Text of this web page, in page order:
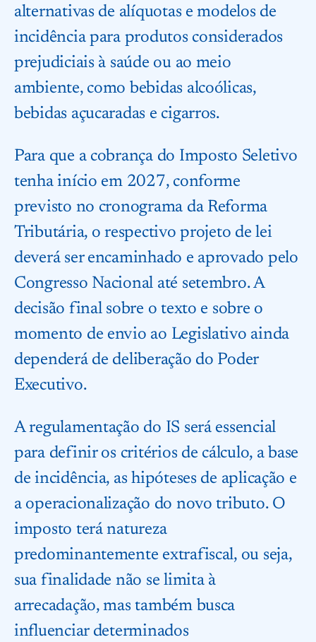
alternativas de alíquotas e modelos de
incidência para produtos considerados
prejudiciais à saúde ou ao meio
ambiente, como bebidas alcoólicas,
bebidas açucaradas e cigarros.
Para que a cobrança do Imposto Seletivo
tenha início em 2027, conforme
previsto no cronograma da Reforma
Tributária, o respectivo projeto de lei
deverá ser encaminhado e aprovado pelo
Congresso Nacional até setembro. A
decisão final sobre o texto e sobre o
momento de envio ao Legislativo ainda
dependerá de deliberação do Poder
Executivo.
A regulamentação do IS será essencial
para definir os critérios de cálculo, a base
de incidência, as hipóteses de aplicação e
a operacionalização do novo tributo. O
imposto terá natureza
predominantemente extrafiscal, ou seja,
sua finalidade não se limita à
arrecadação, mas também busca
influenciar determinados